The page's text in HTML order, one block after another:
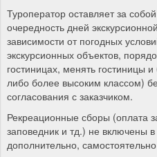
Туроператор оставляет за
очередность дней
зависимости от погодных
экскурсионных объектов,
гостиницах, менять гостиницы
либо более высоким классом)
согласования с заказчиком.
Рекреационные сборы (оплата
заповедник и тд.) не включены
дополнительно,